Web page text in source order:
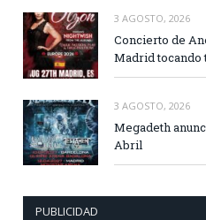
3 AGOSTO, 2026
Concierto de
Madrid
3 AGOSTO, 2026
Megadeth
Abril
PUBLICIDAD